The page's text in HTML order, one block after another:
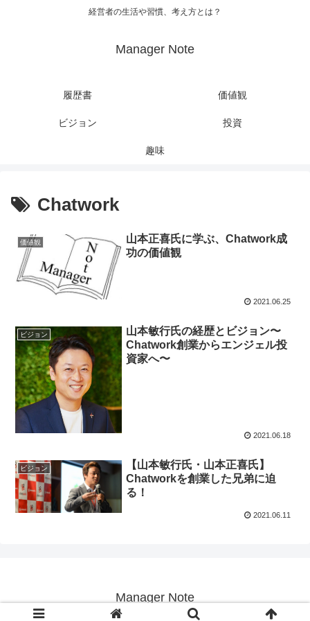
経営者の生活や習慣、考え方とは？
Manager Note
履歴書 価値観
ビジョン 投資
趣味
Chatwork
価値観
山本正喜氏に学ぶ、Chatwork成
功の価値観
2021.06.25
ビジョン
山本敏行氏の経歴とビジョン〜
Chatwork創業からエンジェル投
資家へ〜
2021.06.18
ビジョン
【山本敏行氏・山本正喜氏】
Chatworkを創業した兄弟に迫
る！
2021.06.11
Manager Note
© 2019 Manager Note.